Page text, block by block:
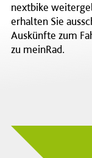
nextbike
erhalten Sie
Auskünfte zum
zu meinRad.